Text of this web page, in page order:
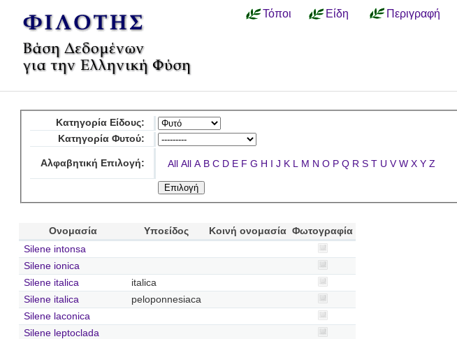
Τόποι Είδη Περιγραφή
Κατηγορία Είδους:
Κατηγορία Φυτού:
Αλφαβητική Επιλογή: All All A B C D E F G H I J K L M N O P Q R S T U V W X Y Z
Ονομασία Υποείδος Κοινή ονομασία Φωτογραφία
Silene intonsa
Silene ionica
Silene italica
italica
Silene italica
peloponnesiaca
Silene laconica
Silene leptoclada